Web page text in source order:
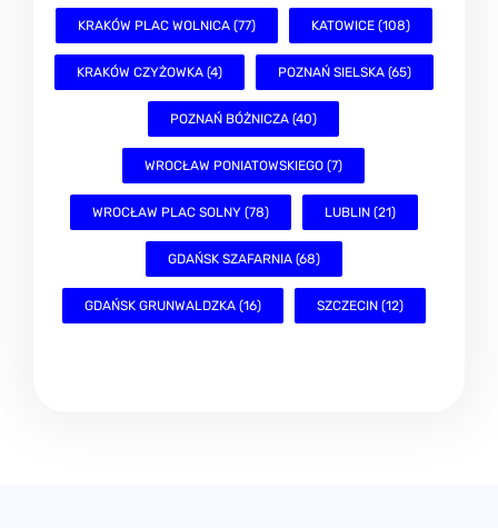
KRAKÓW PLAC WOLNICA (77) KATOWICE (108)
KRAKÓW CZYŻOWKA (4) POZNAŃ SIELSKA (65)
POZNAŃ BÓŻNICZA (40)
WROCŁAW PONIATOWSKIEGO (7)
WROCŁAW PLAC SOLNY (78) LUBLIN (21)
GDAŃSK SZAFARNIA (68)
GDAŃSK GRUNWALDZKA (16) SZCZECIN (12)